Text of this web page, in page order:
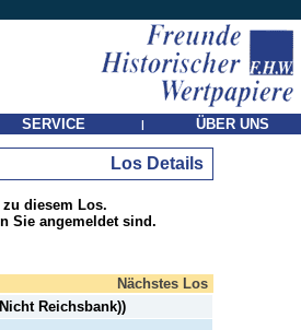
SERVICE | ÜBER UNS
Los Details
diesem Los.
Sie angemeldet sind.
Nächstes Los
Reichsbank))